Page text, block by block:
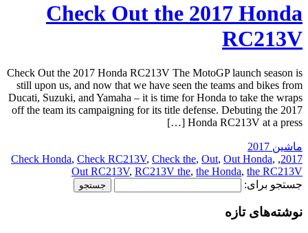
Check Out the 2017 Honda
RC213V
Check Out the 2017 Honda RC213V The MotoGP launch season is
still upon us, and now that we have seen the teams and bikes from
Ducati, Suzuki, and Yamaha – it is time for Honda to take the wraps
off the team its campaigning for its title defense. Debuting the 2017
Honda RC213V at a press […]
ماشین 2017
2017
,
Check Honda, Check RC213V, Check the, Out, Out Honda,
Out RC213V, RC213V the, the Honda, the RC213V
جستجو برای:
نوشته‌های تازه